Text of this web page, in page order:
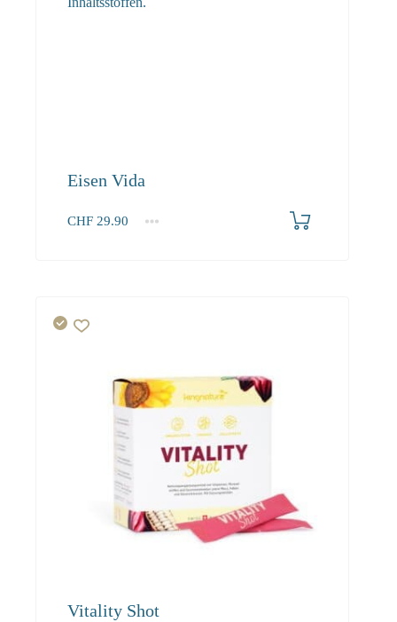
Eisen Vida
CHF 29.90
1 2-3
4+
Vitality Shot